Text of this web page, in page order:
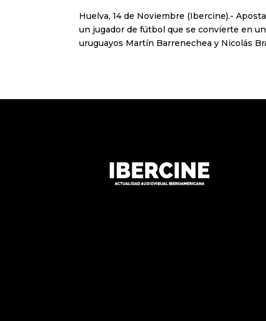
Huelva, 14 de Noviembre (Ibercine).-
un jugador de fútbol que se convierte en
uruguayos Martín Barrenechea y Nicolás